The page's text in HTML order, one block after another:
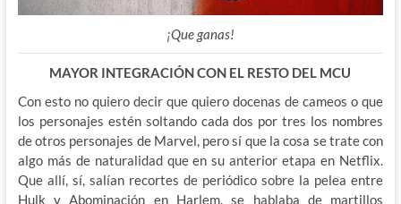
¡Que ganas!
MAYOR INTEGRACIÓN CON EL RESTO DEL MCU
Con esto no quiero decir que quiero docenas de cameos o que
los personajes estén soltando cada dos por tres los nombres
de otros personajes de Marvel, pero sí que la cosa se trate con
algo más de naturalidad que en su anterior etapa en Netflix.
Que allí, sí, salían recortes de periódico sobre la pelea entre
Hulk y Abominación en Harlem, se hablaba de martillos